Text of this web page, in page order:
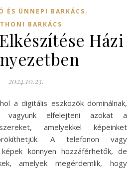
ÉS ÜNNEPI BARKÁCS,
BARKÁCS
Házi
2024.10.23.
vagyunk elfelejteni azokat a
amelyekkel képeinket
A telefonon vagy
könnyen hozzáférhetők, de
amelyek megérdemlik, hogy